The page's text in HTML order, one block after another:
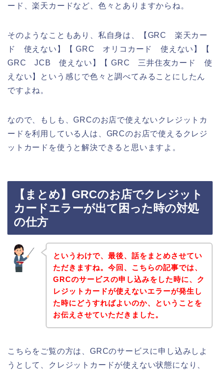
ード、楽天カードなど、色々とありますからね。
そのようなこともあり、私自身は、【GRC 楽天カー
ド 使えない】【 GRC オリコカード 使えない】【
GRC JCB 使えない】【 GRC 三井住友カード 使
えない】という感じで色々と調べてみることにしたん
ですよね。
なので、もしも、GRCのお店で使えないクレジットカ
ードを利用している人は、GRCのお店で使えるクレジ
ットカードを使うと解決できると思いますよ。
【まとめ】GRCのお店でクレジット
カードエラーが出て困った時の対処
の仕方
というわけで、最後、話をまとめさせてい
ただきますね。今回、こちらの記事では、
GRCのサービスの申し込みをした時に、ク
レジットカードが使えないエラーが発生し
た時にどうすればよいのか、ということを
お伝えさせていただきました。
こちらをご覧の方は、GRCのサービスに申し込みしよ
うとして、クレジットカードが使えない状態になり、